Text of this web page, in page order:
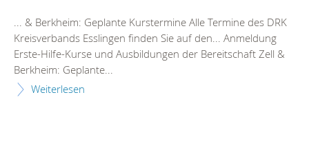
... & Berkheim: Geplante Kurstermine Alle Termine des DRK
Kreisverbands Esslingen finden Sie auf den... Anmeldung
Erste-Hilfe-Kurse und Ausbildungen der Bereitschaft Zell &
Berkheim: Geplante...
Weiterlesen